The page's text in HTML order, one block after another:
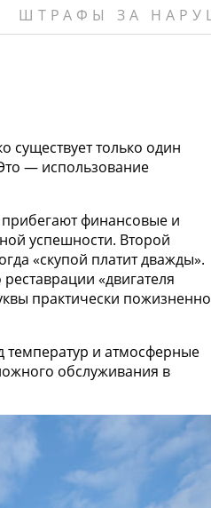
ШТРАФЫ ЗА
только один
— использование
финансовые и
успешности. Второй
«скупой платит дважды».
«двигателя
практически пожизненно
и атмосферные
обслуживания в